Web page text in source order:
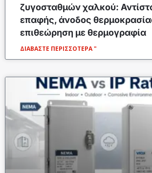
ζυγοσταθμών χαλκού:
επαφής, άνοδος
επιθεώρηση με θερμογραφία
ΔΙΑΒΆΣΤΕ ΠΕΡΙΣΣΌΤΕΡΑ "